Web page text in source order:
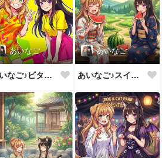
あいなご
あいなご♪ビタミンカラーで元気をあげる💕
あいなご
あいなご♪スイカ美味しいね大～好き💕